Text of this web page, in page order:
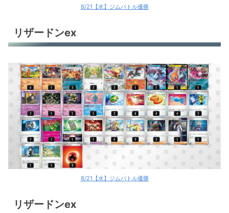
8/21【水】ジムバトル優勝
リザードンex
8/21【水】ジムバトル優勝
リザードンex